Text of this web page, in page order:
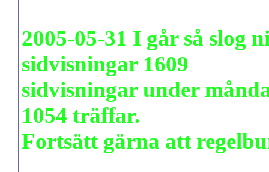
2005-05-31 I går så slog
sidvisningar 1609
sidvisningar under
1054 träffar.
Fortsätt gärna att